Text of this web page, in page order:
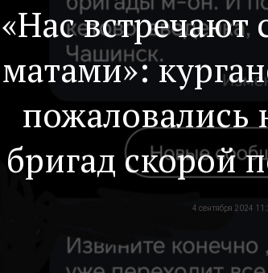
«Нас встречают
матами»:
пожаловались
бригад скорой
Депздраве
информацию
4 сентября 2024